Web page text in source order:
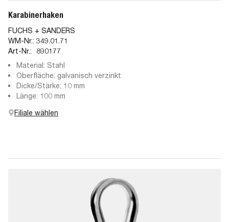
Karabinerhaken
FUCHS + SANDERS
WM-Nr.: 349.01.71
Art-Nr.:
890177
Material: Stahl
Oberfläche: galvanisch verzinkt
Dicke/Stärke: 10 mm
Länge: 100 mm
Filiale wählen